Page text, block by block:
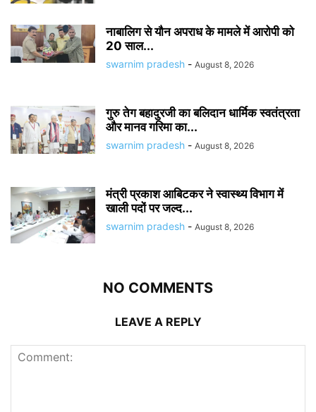
नाबालिग से यौन अपराध के मामले में आरोपी को
20 साल...
swarnim pradesh - August 8, 2026
गुरु तेग बहादुरजी का बलिदान धार्मिक स्वतंत्रता
और मानव गरिमा का...
swarnim pradesh - August 8, 2026
मंत्री प्रकाश आबिटकर ने स्वास्थ्य विभाग में
खाली पदों पर जल्द...
swarnim pradesh - August 8, 2026
NO COMMENTS
LEAVE A REPLY